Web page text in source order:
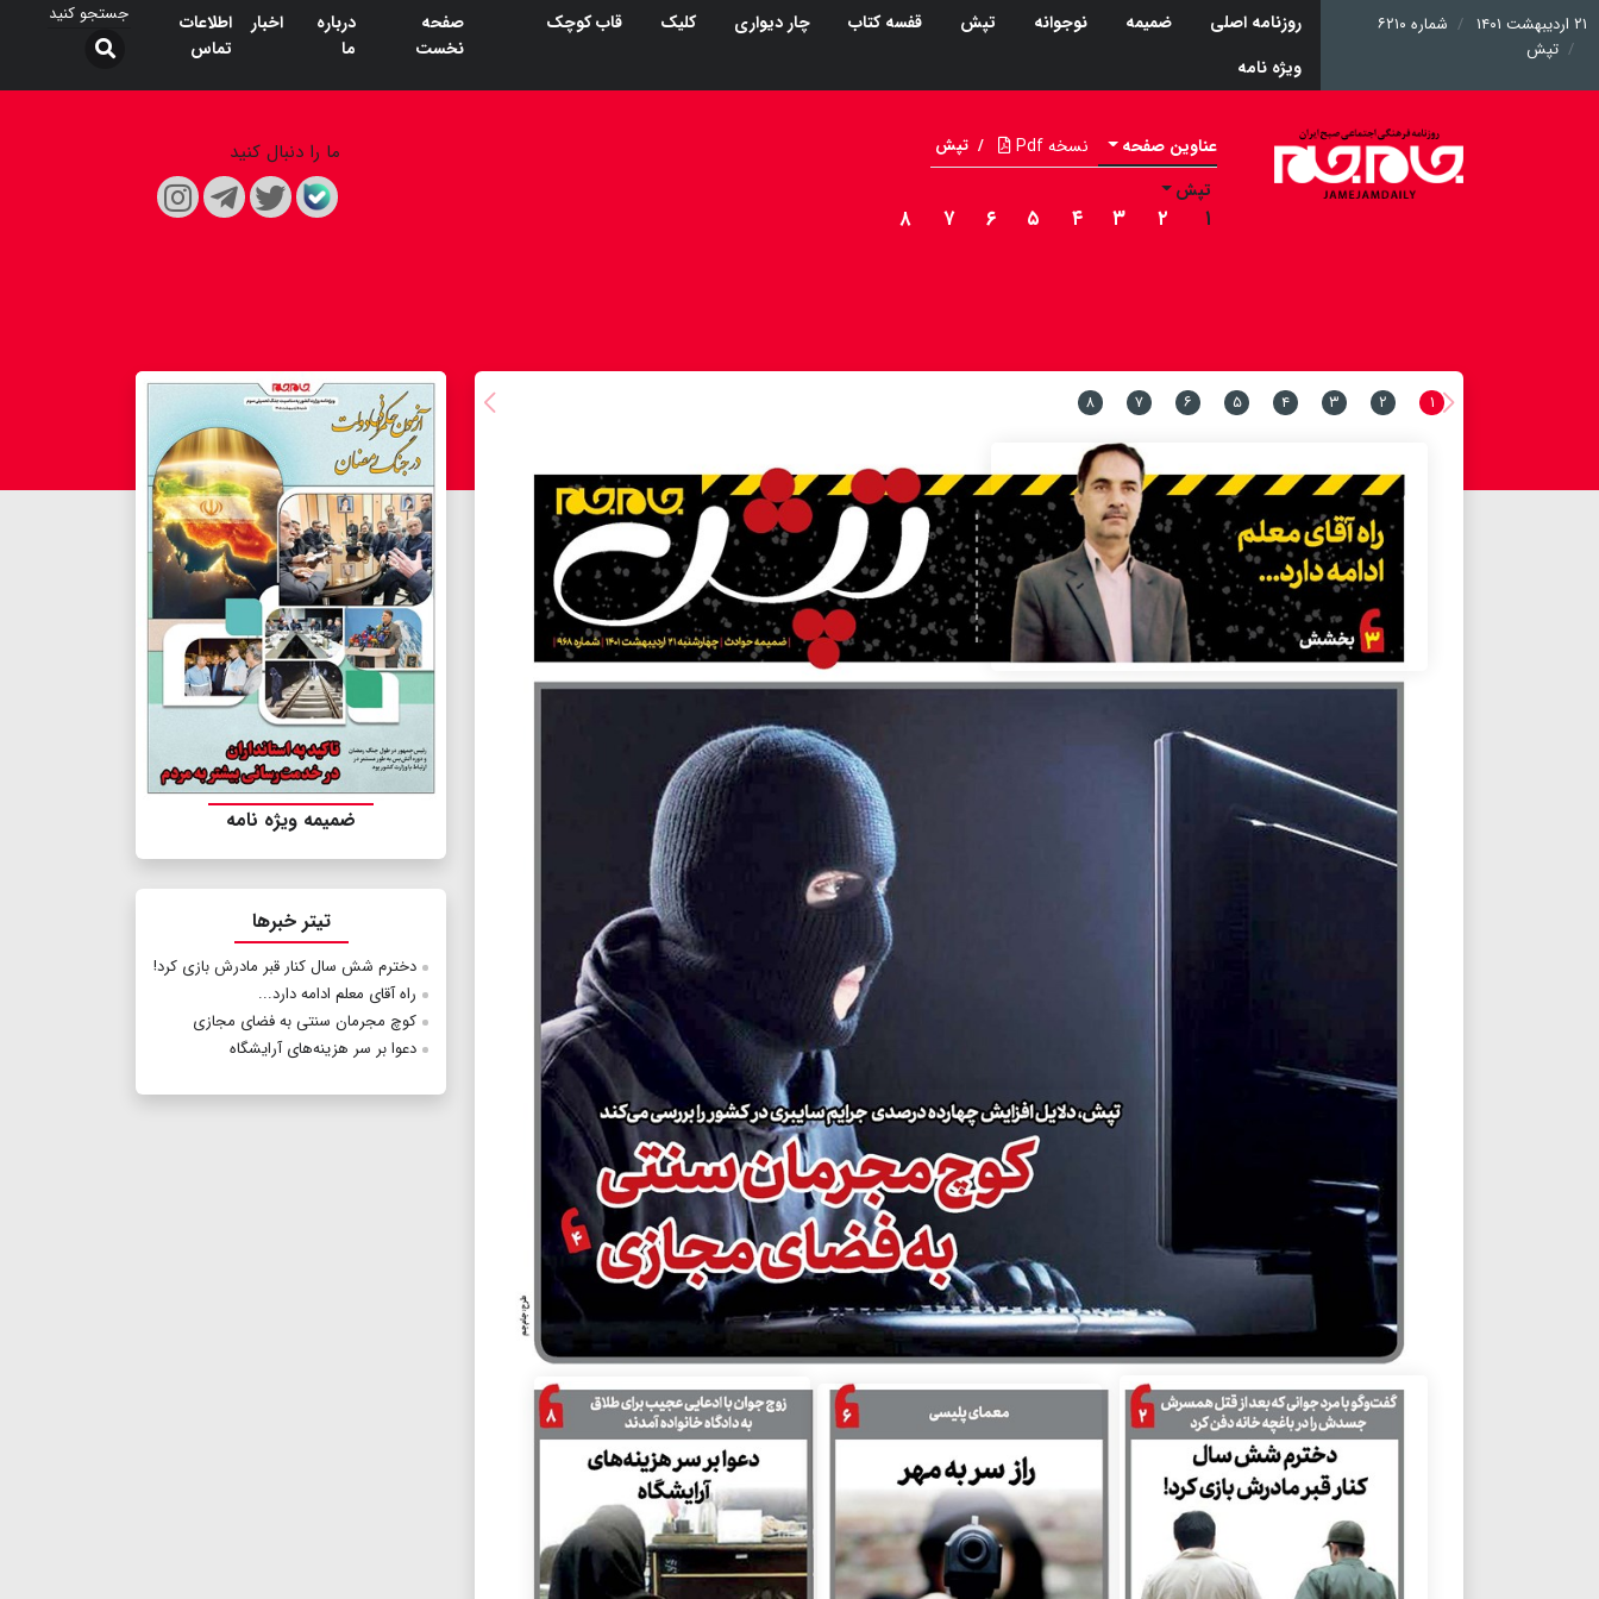
۲۱ اردیبهشت ۱۴۰۱
شماره ۶۲۱۰
تپش
روزنامه اصلی ضمیمه نوجوانه تپش قفسه کتاب چار دیواری کلیک
قاب کوچک
ویژه نامه
صفحه
نخست
درباره
ما
اخبار
اطلاعات
تماس
عناوین صفحه نسخه Pdf / تپش
تپش
۱ ۲ ۳ ۴ ۵ ۶ ۷ ۸
ما را دنبال کنید
۱ ۲ ۳ ۴ ۵ ۶ ۷ ۸
ضمیمه ویژه نامه
تیتر خبرها
دخترم شش سال کنار قبر مادرش بازی کرد!
راه آقای معلم ادامه دارد...
کوچ مجرمان سنتی به فضای مجازی
دعوا بر سر هزینه‌های آرایشگاه